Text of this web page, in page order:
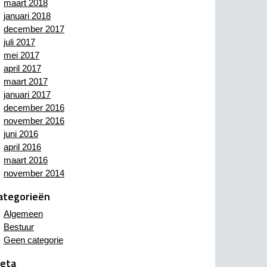
maart 2018
januari 2018
december 2017
juli 2017
mei 2017
april 2017
maart 2017
januari 2017
december 2016
november 2016
juni 2016
april 2016
maart 2016
november 2014
Algemeen
Bestuur
Geen categorie